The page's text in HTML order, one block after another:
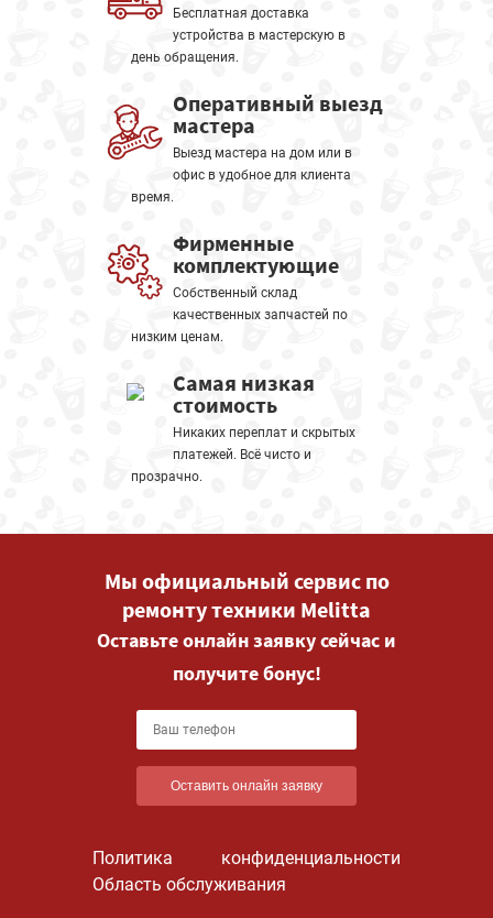
Бесплатная доставка
устройства в мастерскую в
день обращения.
Оперативный выезд
мастера
Выезд мастера на дом или в
офис в удобное для клиента
время.
Фирменные
комплектующие
Собственный склад
качественных запчастей по
низким ценам.
Самая низкая
стоимость
Никаких переплат и скрытых
платежей. Всё чисто и
прозрачно.
Мы официальный сервис по
ремонту техники Melitta
Оставьте онлайн заявку сейчас и
получите бонус!
Оставить онлайн заявку
Политика конфиденциальности
Область обслуживания